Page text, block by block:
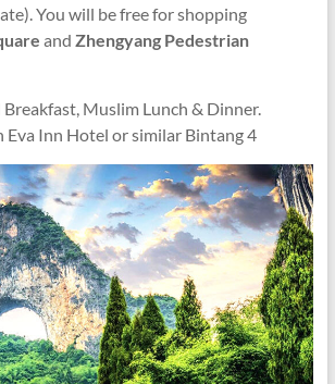
You will be free for shopping
and Zhengyang Pedestrian
Muslim Lunch & Dinner.
Eva Inn Hotel or similar Bintang 4